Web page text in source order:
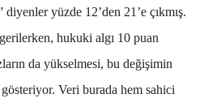
yüzde 12’den 21’e çıkmış.
hukuki algı 10 puan
da yükselmesi, bu değişimin
Veri burada hem sahici